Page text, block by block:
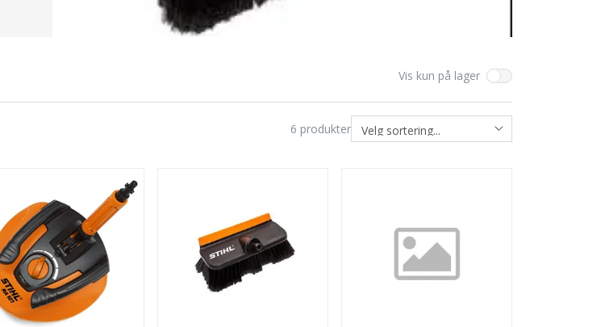
Vis kun på lager
6 produkter